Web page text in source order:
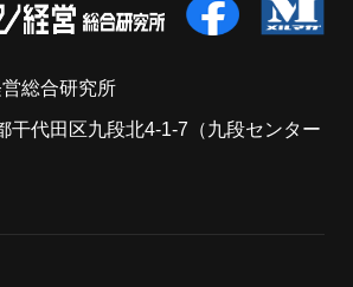
総合研究所
干代田区九段北4-1-7（九段センター